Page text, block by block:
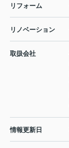
リフォーム
リノベーション
取扱会社
情報更新日